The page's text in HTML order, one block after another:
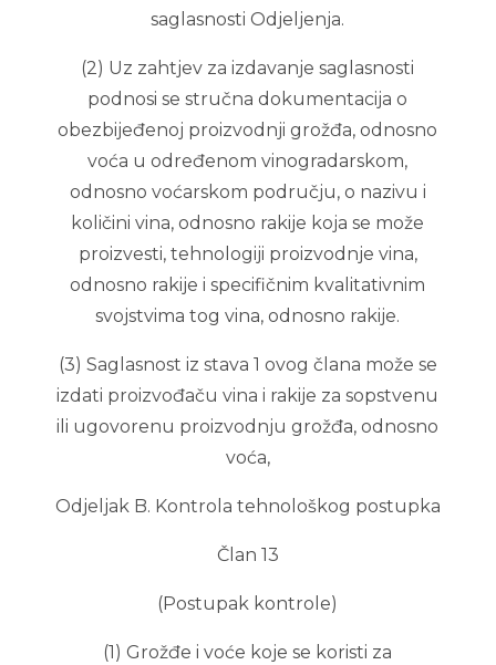
saglasnosti Odjeljenja.
(2) Uz zahtjev za izdavanje saglasnosti
podnosi se stručna dokumentacija o
obezbijeđenoj proizvodnji grožđa, odnosno
voća u određenom vinogradarskom,
odnosno voćarskom području, o nazivu i
količini vina, odnosno rakije koja se može
proizvesti, tehnologiji proizvodnje vina,
odnosno rakije i specifičnim kvalitativnim
svojstvima tog vina, odnosno rakije.
(3) Saglasnost iz stava 1 ovog člana može se
izdati proizvođaču vina i rakije za sopstvenu
ili ugovorenu proizvodnju grožđa, odnosno
voća,
Odjeljak B. Kontrola tehnološkog postupka
Član 13
(Postupak kontrole)
(1) Grožđe i voće koje se koristi za